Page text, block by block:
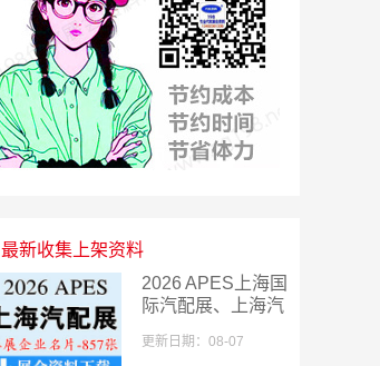
最新收集上架资料
2026 APES上海国
际汽配展、上海汽
【857张】
更新日期：08-07